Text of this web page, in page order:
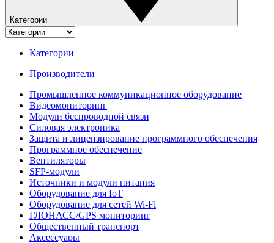
Категории
Категории
Производители
Промышленное коммуникационное оборудование
Видеомониторинг
Модули беспроводной связи
Силовая электроника
Защита и лицензирование программного обеспечения
Программное обеспечение
Вентиляторы
SFP-модули
Источники и модули питания
Оборудование для IoT
Оборудование для сетей Wi-Fi
ГЛОНАСС/GPS мониторинг
Общественный транспорт
Аксессуары